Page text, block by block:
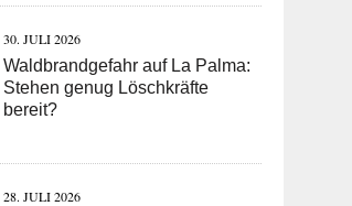
30. JULI 2026
Waldbrandgefahr auf La Palma:
Stehen genug Löschkräfte
bereit?
28. JULI 2026